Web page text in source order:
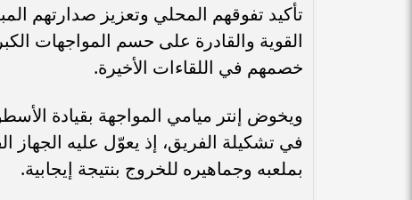
تأكيد تفوقهم المحلي وتعزيز صدارتهم
القوية والقادرة على حسم المواجهات
خصمهم في اللقاءات الأخيرة.
​ويخوض إنتر ميامي المواجهة بقيادة
في تشكيلة الفريق، إذ يعوّل عليه
بملعبه وجماهيره للخروج بنتيجة إيجابية.